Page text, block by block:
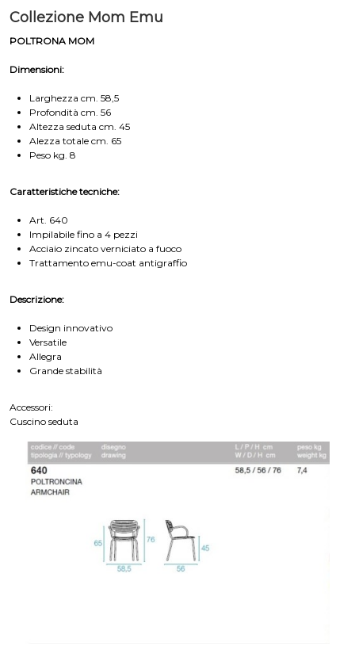
Collezione Mom Emu
POLTRONA MOM
Dimensioni:
Larghezza cm. 58,5
Profondità cm. 56
Altezza seduta cm. 45
Alezza totale cm. 65
Peso kg. 8
Caratteristiche tecniche:
Art. 640
Impilabile fino a 4 pezzi
Acciaio zincato verniciato a fuoco
Trattamento emu-coat antigraffio
Descrizione:
Design innovativo
Versatile
Allegra
Grande stabilità
Accessori:
Cuscino seduta